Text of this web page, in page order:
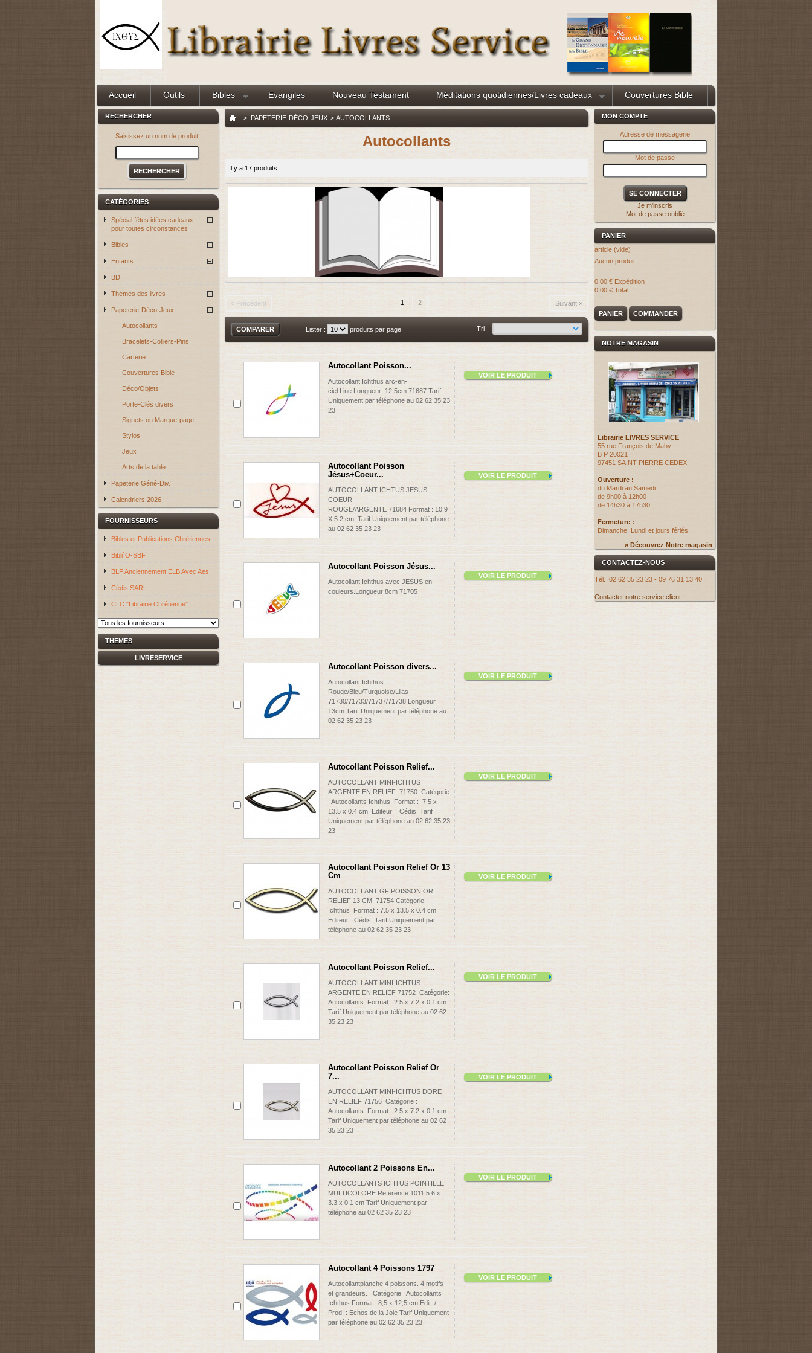
Accueil Outils Bibles Evangiles Nouveau Testament Méditations quotidiennes/Livres cadeaux Couvertures Bible
RECHERCHER
Saisissez un nom de produit
CATÉGORIES
Spécial fêtes idées cadeaux
pour toutes circonstances
Bibles
Enfants
BD
Thèmes des livres
Papeterie-Déco-Jeux
Autocollants
Bracelets-Colliers-Pins
Carterie
Couvertures Bible
Déco/Objets
Porte-Clés divers
Signets ou Marque-page
Stylos
Jeux
Arts de la table
Papeterie Géné-Div.
Calendriers 2026
FOURNISSEURS
Bibles et Publications Chrétiennes
Bibli`O-SBF
BLF Anciennement ELB Avec Aes
Cédis SARL
CLC "Librairie Chrétienne"
THEMES
LIVRESERVICE
> PAPETERIE-DÉCO-JEUX > AUTOCOLLANTS
Autocollants
Il y a 17 produits.
« Précédent 1 2 Suivant »
Tri
Lister : produits par page
Autocollant Poisson...
Autocollant Ichthus arc-en-
ciel.Line Longueur 12.5cm 71687 Tarif
Uniquement par téléphone au 02 62 35 23
23
VOIR LE PRODUIT
Autocollant Poisson
Jésus+Coeur...
AUTOCOLLANT ICHTUS JESUS
COEUR
ROUGE/ARGENTE 71684 Format : 10.9
X 5.2 cm. Tarif Uniquement par téléphone
au 02 62 35 23 23
VOIR LE PRODUIT
Autocollant Poisson Jésus...
Autocollant Ichthus avec JESUS en
couleurs.Longueur 8cm 71705
VOIR LE PRODUIT
Autocollant Poisson divers...
Autocollant Ichthus :
Rouge/Bleu/Turquoise/Lilas
71730/71733/71737/71738 Longueur
13cm Tarif Uniquement par téléphone au
02 62 35 23 23
VOIR LE PRODUIT
Autocollant Poisson Relief...
AUTOCOLLANT MINI-ICHTUS
ARGENTE EN RELIEF 71750 Catégorie
: Autocollants Ichthus Format : 7.5 x
13.5 x 0.4 cm Editeur : Cédis Tarif
Uniquement par téléphone au 02 62 35 23
23
VOIR LE PRODUIT
Autocollant Poisson Relief Or 13
Cm
AUTOCOLLANT GF POISSON OR
RELIEF 13 CM 71754 Catégorie :
Ichthus Format : 7.5 x 13.5 x 0.4 cm
Editeur : Cédis Tarif Uniquement par
téléphone au 02 62 35 23 23
VOIR LE PRODUIT
Autocollant Poisson Relief...
AUTOCOLLANT MINI-ICHTUS
ARGENTE EN RELIEF 71752 Catégorie:
Autocollants Format : 2.5 x 7.2 x 0.1 cm
Tarif Uniquement par téléphone au 02 62
35 23 23
VOIR LE PRODUIT
Autocollant Poisson Relief Or
7...
AUTOCOLLANT MINI-ICHTUS DORE
EN RELIEF 71756 Catégorie :
Autocollants Format : 2.5 x 7.2 x 0.1 cm
Tarif Uniquement par téléphone au 02 62
35 23 23
VOIR LE PRODUIT
Autocollant 2 Poissons En...
AUTOCOLLANTS ICHTUS POINTILLE
MULTICOLORE Reference 1011 5.6 x
3.3 x 0.1 cm Tarif Uniquement par
téléphone au 02 62 35 23 23
VOIR LE PRODUIT
Autocollant 4 Poissons 1797
Autocollantplanche 4 poissons. 4 motifs
et grandeurs. Catégorie : Autocollants
Ichthus Format : 8,5 x 12,5 cm Edit. /
Prod. : Echos de la Joie Tarif Uniquement
par téléphone au 02 62 35 23 23
VOIR LE PRODUIT
MON COMPTE
Adresse de messagerie
Mot de passe
Je m'inscris
Mot de passe oublié
PANIER
article (vide)
Aucun produit
0,00 € Expédition
0,00 € Total
PANIER COMMANDER
NOTRE MAGASIN
Librairie LIVRES SERVICE
55 rue François de Mahy
B P 20021
97451 SAINT PIERRE CEDEX
Ouverture :
du Mardi au Samedi
de 9h00 à 12h00
de 14h30 à 17h30
Fermeture :
Dimanche, Lundi et jours fériés
» Découvrez Notre magasin
CONTACTEZ-NOUS
Tél. :02 62 35 23 23 - 09 76 31 13 40
Contacter notre service client